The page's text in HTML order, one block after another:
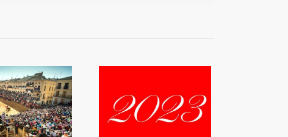
Feliç 2023 en època de
crispació (i els millors
desitjos per als